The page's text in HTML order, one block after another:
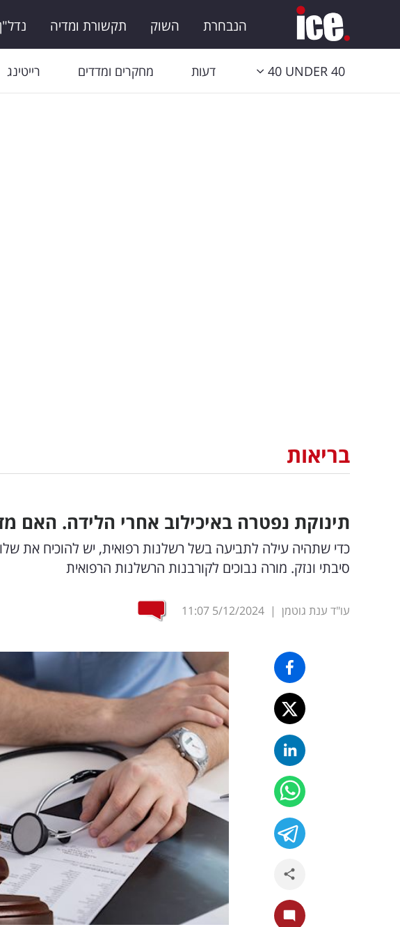
הנבחרת השוק תקשורת ומדיה נדל"ן
40 UNDER 40 דעות מחקרים ומדדים רייטינג
בריאות
תינוקת נפטרה באיכילוב אחרי הלידה. האם
כדי שתהיה עילה לתביעה בשל רשלנות רפואית, יש להוכיח את
סיבתי ונזק. מורה נבוכים לקורבנות הרשלנות הרפואית
עו"ד ענת גוטמן |
5/12/2024
11:07